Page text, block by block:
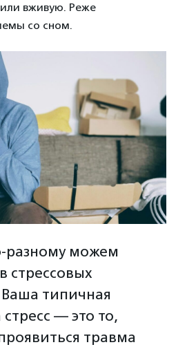
вживую. Реже
со сном.
разному можем
стрессовых
типичная
— это то,
травма